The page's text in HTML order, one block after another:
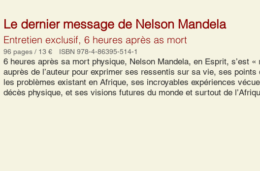
Le dernier message de Nelson Mandela
Entretien exclusif, 6 heures après as mort
96 pages / 13 € ISBN 978-4-86395-514-1
6 heures après sa mort physique, Nelson Mandela, en Esprit, s’est «
auprès de l’auteur pour exprimer ses ressentis sur sa vie, ses points
les problèmes existant en Afrique, ses incroyables expériences
décès physique, et ses visions futures du monde et surtout de